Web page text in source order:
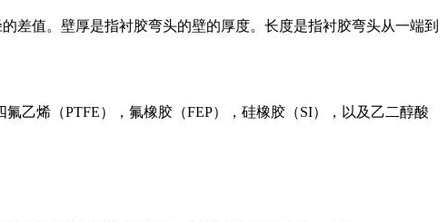
差值。壁厚是指衬胶弯头的壁的厚度。长度是指衬胶弯头从一端到
乙烯（PTFE），氟橡胶（FEP），硅橡胶（SI），以及乙二醇酸